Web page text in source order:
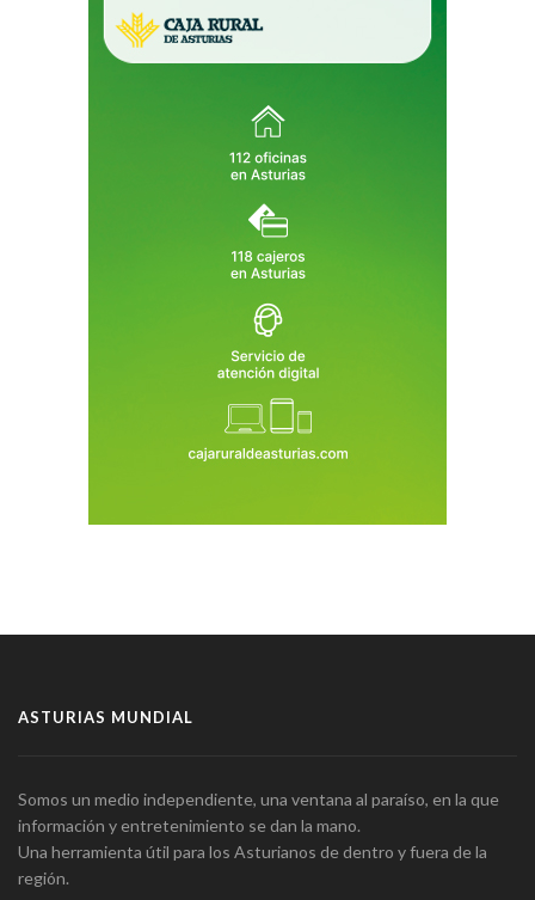
ASTURIAS MUNDIAL
Somos un medio independiente, una ventana al paraíso, en la que
información y entretenimiento se dan la mano.
Una herramienta útil para los Asturianos de dentro y fuera de la
región.